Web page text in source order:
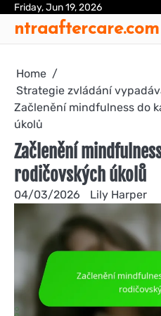
Skip
content
Friday, Jun 19, 2026
ntraaftercare.com
Home
Strategie zvládání
Začlenění mindfulness do
úkolů
Začlenění
rodičovských úkolů
04/03/2026 Lily Harper